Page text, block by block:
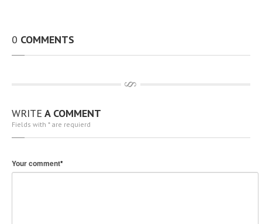
個人情報保護方針
0 COMMENTS
WRITE A COMMENT
Fields with * are requierd
Your comment*